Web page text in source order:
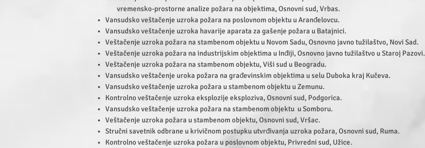
vremensko-prostorne analize požara na objektima, Osnovni sud, Vrbas.
Vansudsko veštačenje uzroka požara na poslovnom objektu u Aranđelovcu.
Vansudsko veštačenje uzroka havarije aparata za gašenje požara u Batajnici.
Veštačenje uzroka požara na stambenom objektu u Novom Sadu, Osnovno javno tužilaštvo, Novi Sad.
Veštačenje uzroka požara na industrijskim objektima u Inđiji, Osnovno javno tužilaštvo u Staroj Pazovi.
Veštačenje uzroka požara na stambenom objektu, Viši sud u Beogradu.
Vansudsko veštačenje uroka požara na građevinskim objektima u selu Duboka kraj Kučeva.
Vansudsko veštačenje uzroka požara u stambenom objektu u Zemunu.
Kontrolno veštačenje uzroka eksplozije eksploziva, Osnovni sud, Podgorica.
Vansudsko veštačenje uzroka požara na stambenom objektu u Somboru.
Veštačenje uzroka požara u stambenom objektu, Osnovni sud, Vršac.
Stručni savetnik odbrane u krivičnom postupku utvrđivanja uzroka požara, Osnovni sud, Ruma.
Kontrolno veštačenje uzroka požara u poslovnom objektu, Privredni sud, Užice.